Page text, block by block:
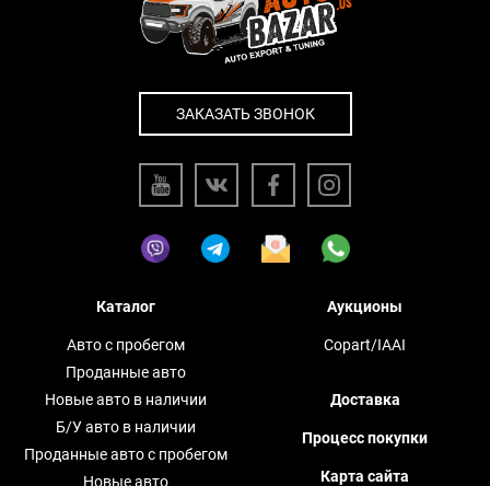
ЗАКАЗАТЬ ЗВОНОК
Каталог
Авто с пробегом
Проданные авто
Новые авто в наличии
Б/У авто в наличии
Проданные авто с пробегом
Новые авто
Аукционы
Copart/IAAI
Доставка
Процесс покупки
Карта сайта